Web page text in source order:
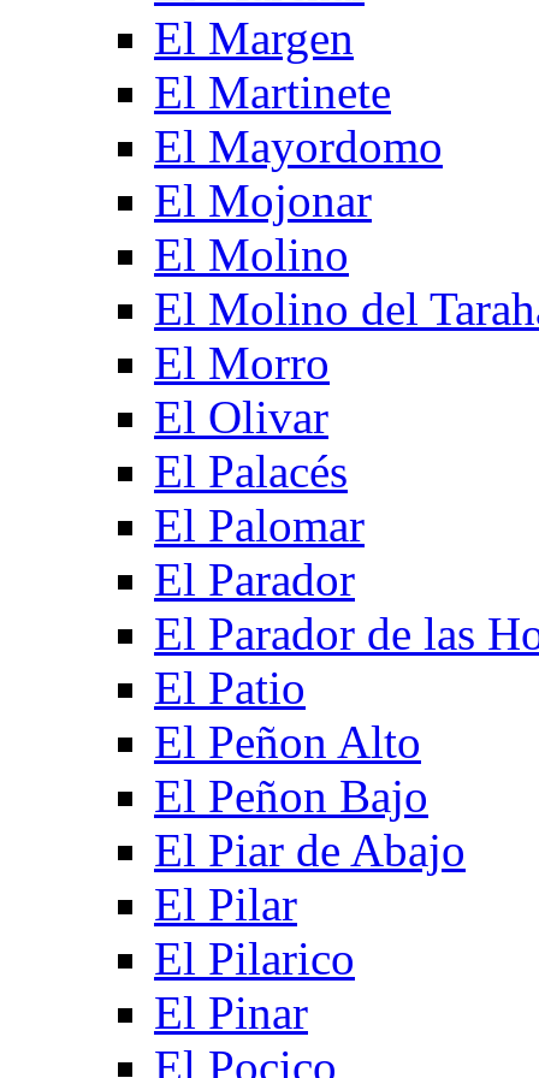
El Margen
El Martinete
El Mayordomo
El Mojonar
El Molino
El Molino del
El Morro
El Olivar
El Palacés
El Palomar
El Parador
El Parador de las
El Patio
El Peñon Alto
El Peñon Bajo
El Piar de Abajo
El Pilar
El Pilarico
El Pinar
El Pocico